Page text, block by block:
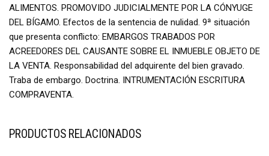
ALIMENTOS. PROMOVIDO JUDICIALMENTE POR LA CÓNYUGE
DEL BÍGAMO. Efectos de la sentencia de nulidad. 9ª situación
que presenta conflicto: EMBARGOS TRABADOS POR
ACREEDORES DEL CAUSANTE SOBRE EL INMUEBLE OBJETO DE
LA VENTA. Responsabilidad del adquirente del bien gravado.
Traba de embargo. Doctrina. INTRUMENTACIÓN ESCRITURA
COMPRAVENTA.
PRODUCTOS RELACIONADOS